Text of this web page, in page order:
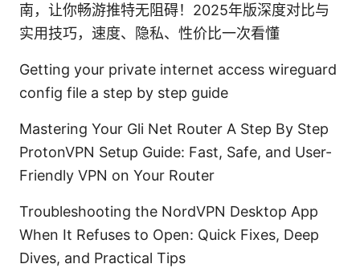
南，让你畅游推特无阻碍！2025年版深度对比与
实用技巧，速度、隐私、性价比一次看懂
Getting your private internet access wireguard
config file a step by step guide
Mastering Your Gli Net Router A Step By Step
ProtonVPN Setup Guide: Fast, Safe, and User-
Friendly VPN on Your Router
Troubleshooting the NordVPN Desktop App
When It Refuses to Open: Quick Fixes, Deep
Dives, and Practical Tips